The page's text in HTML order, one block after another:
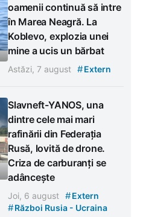
oamenii continuă să intre
în Marea Neagră. La
Koblevo, explozia unei
mine a ucis un bărbat
Astăzi, 7 august #Extern
Slavneft-YANOS, una
dintre cele mai mari
rafinării din Federația
Rusă, lovită de drone.
Criza de carburanți se
adâncește
Joi, 6 august #Extern
#Război Rusia - Ucraina